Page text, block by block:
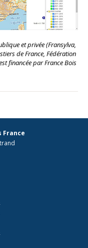
et privée (Fransylva,
de France, Fédération
financée par France Bois
France